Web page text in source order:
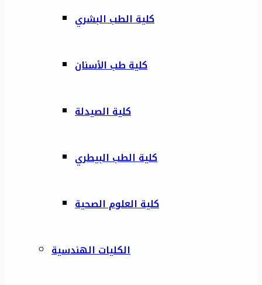
كلية الطب البشري
كلية طب الأسنان
كلية الصيدلة
كلية الطب البيطري
كلية العلوم الصحية
الكليات الهندسية